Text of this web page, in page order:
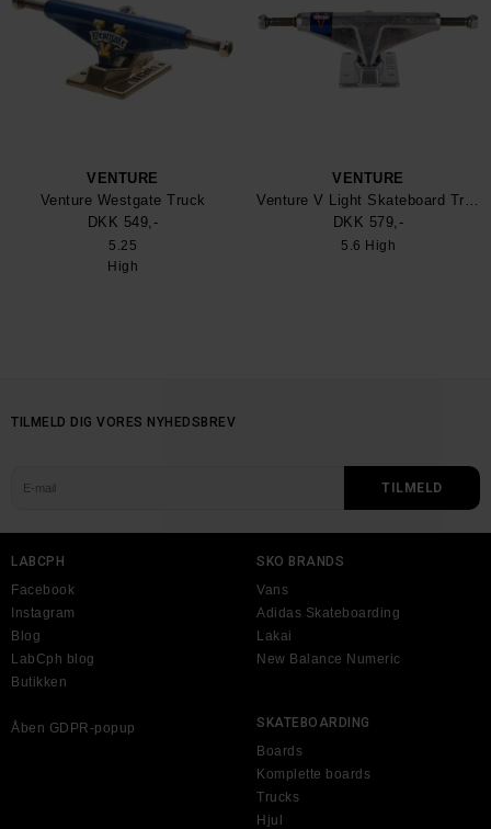
VENTURE
Venture Westgate Truck
DKK 549,-
5.25
High
VENTURE
Venture V Light Skateboard Trucks
DKK 579,-
5.6 High
TILMELD DIG VORES NYHEDSBREV
LABCPH
Facebook
Instagram
Blog
LabCph blog
Butikken
Åben GDPR-popup
SKO BRANDS
Vans
Adidas Skateboarding
Lakai
New Balance Numeric
SKATEBOARDING
Boards
Komplette boards
Trucks
Hjul